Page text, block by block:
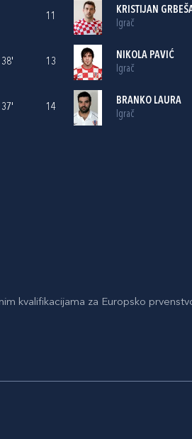
38'
37'
11
KRISTIJAN
Igrač
13
NIKOLA PAVIĆ
Igrač
14
BRANKO LAURA
Igrač
kvalifikacijama za Europsko